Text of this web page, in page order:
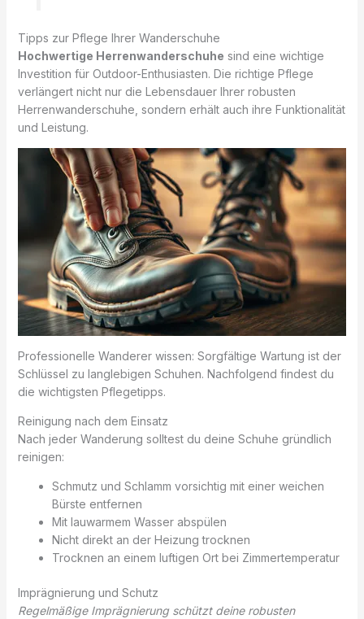
Tipps zur Pflege Ihrer Wanderschuhe
Hochwertige Herrenwanderschuhe sind eine wichtige
Investition für Outdoor-Enthusiasten. Die richtige Pflege
verlängert nicht nur die Lebensdauer Ihrer robusten
Herrenwanderschuhe, sondern erhält auch ihre Funktionalität
und Leistung.
Professionelle Wanderer wissen: Sorgfältige Wartung ist der
Schlüssel zu langlebigen Schuhen. Nachfolgend findest du
die wichtigsten Pflegetipps.
Reinigung nach dem Einsatz
Nach jeder Wanderung solltest du deine Schuhe gründlich
reinigen:
Schmutz und Schlamm vorsichtig mit einer weichen
Bürste entfernen
Mit lauwarmem Wasser abspülen
Nicht direkt an der Heizung trocknen
Trocknen an einem luftigen Ort bei Zimmertemperatur
Imprägnierung und Schutz
Regelmäßige Imprägnierung schützt deine robusten